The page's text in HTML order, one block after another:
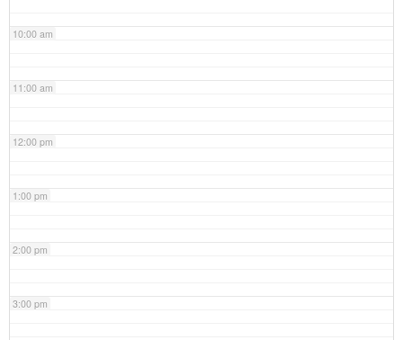
10:00 am
11:00 am
12:00 pm
1:00 pm
2:00 pm
3:00 pm